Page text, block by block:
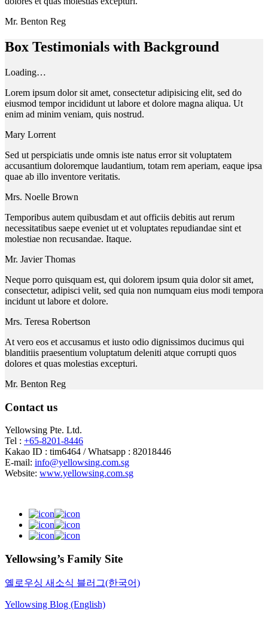
Mr. Benton Reg
Box Testimonials with Background
Loading…
Lorem ipsum dolor sit amet, consectetur adipisicing elit, sed do
eiusmod tempor incididunt ut labore et dolore magna aliqua. Ut
enim ad minim veniam, quis nostrud.
Mary Lorrent
Sed ut perspiciatis unde omnis iste natus error sit voluptatem
accusantium doloremque laudantium, totam rem aperiam, eaque ipsa
quae ab illo inventore veritatis.
Mrs. Noelle Brown
Temporibus autem quibusdam et aut officiis debitis aut rerum
necessitatibus saepe eveniet ut et voluptates repudiandae sint et
molestiae non recusandae. Itaque.
Mr. Javier Thomas
Neque porro quisquam est, qui dolorem ipsum quia dolor sit amet,
consectetur, adipisci velit, sed quia non numquam eius modi tempora
incidunt ut labore et dolore.
Mrs. Teresa Robertson
At vero eos et accusamus et iusto odio dignissimos ducimus qui
blanditiis praesentium voluptatum deleniti atque corrupti quos
dolores et quas molestias excepturi.
Mr. Benton Reg
Contact us
Yellowsing Pte. Ltd.
Tel : +65-8201-8446
Kakao ID : tim6464 / Whatsapp : 82018446
E-mail: info@yellowsing.com.sg
Website: www.yellowsing.com.sg
Yellowsing’s Family Site
옐로우싱 새소식 블러그(한국어)
Yellowsing Blog (English)